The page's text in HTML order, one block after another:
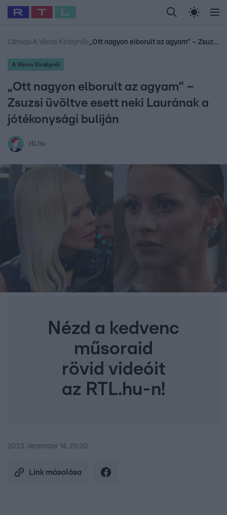
Legfrissebb RTL Híradó Randi Celeb vagyok,
Babits Marcella Most Wanted Gallusz
Címlap›A Város Királynői› „Ott nagyon elborult az agyam” – Zsuzsi üvöltve esett neki Laurának a jótékonysági buliján
A Város Királynői
„Ott nagyon elborult az agyam” –
Zsuzsi üvöltve esett neki Laurának a
jótékonysági buliján
rtl.hu
Nézd a kedvenc
műsoraid
rövid videóit
az RTL.hu-n!
2023. december 14. 20:20
Link másolása